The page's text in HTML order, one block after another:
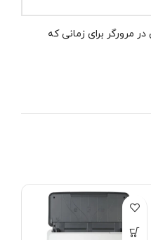
مرورگر برای زمانی که